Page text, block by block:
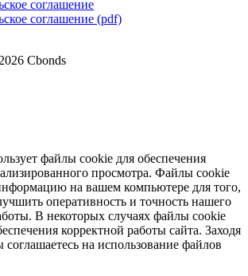
соглашение
Cbonds
файлы cookie для обеспечения
просмотра. Файлы cookie
на вашем компьютере для того,
оперативность и точность нашего
В некоторых случаях файлы cookie